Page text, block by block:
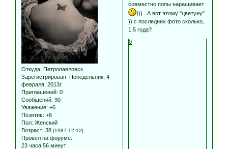
Откуда: Петропавловск
Зарегистрирован: Понедельник, 4
февраля, 2013г.
Приглашений: 0
Сообщений: 90
Уважение: +6
Позитив: +6
Пол: Женский
Возраст: 38 [1987-12-12]
Провел на форуме:
23 часа 56 минут
совместно попы наращивает
))). А вот этому "цветуну"
)) с последних фото сколько,
1.5 года?
0